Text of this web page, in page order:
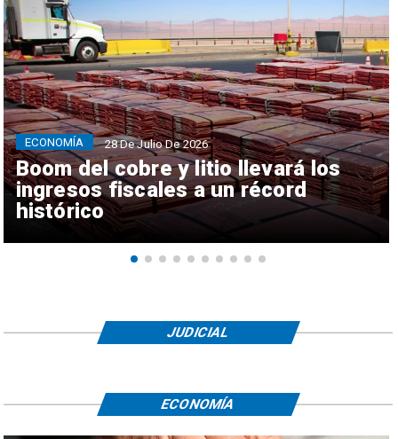
Boom del cobre y litio llevará los
ingresos fiscales a un récord
histórico
ECONOMÍA 28 De Julio De 2026
JUDICIAL
ECONOMÍA